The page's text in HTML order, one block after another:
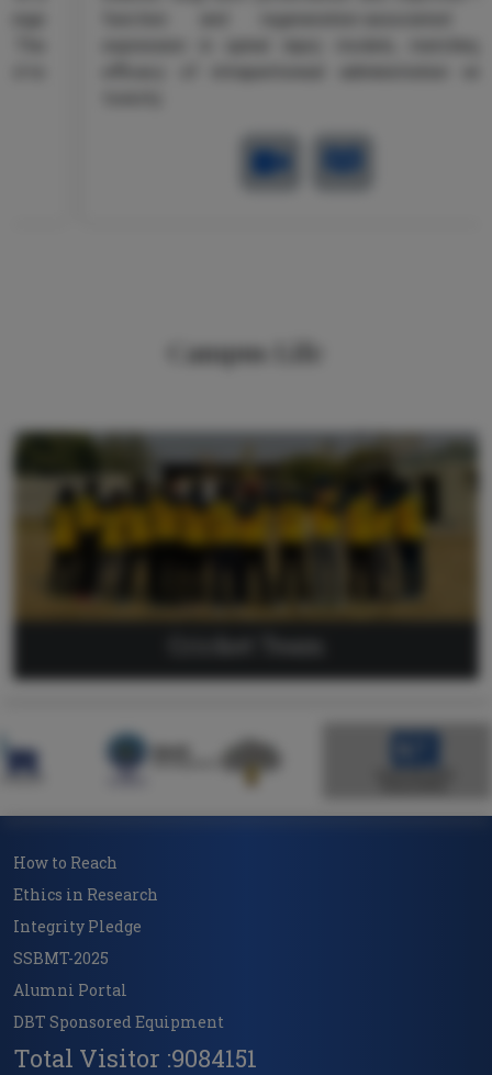
Campus Life
How to Reach
Ethics in Research
Integrity Pledge
SSBMT-2025
Alumni Portal
DBT Sponsored Equipment
Total Visitor :9084151